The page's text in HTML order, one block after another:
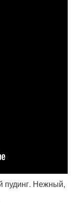
пудинг. Нежный,